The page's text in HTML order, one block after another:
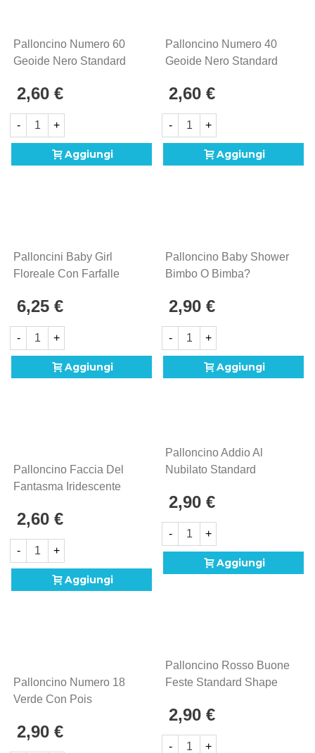
Palloncino Numero 60
Geoide Nero Standard
Mylar, 1pz.
2,60 €
- +
Aggiungi
Palloncino Numero 40
Geoide Nero Standard
Mylar, 1pz.
2,60 €
- +
Aggiungi
Palloncini Baby Girl
Floreale Con Farfalle
Mylar, 5pz.
6,25 €
- +
Aggiungi
Palloncino Baby Shower
Bimbo O Bimba?
(45cm) In Mylar, 1pz.
2,90 €
- +
Aggiungi
Palloncino Faccia Del
Fantasma Iridescente
(45cm) In Mylar, 1pz.
2,60 €
- +
Aggiungi
Palloncino Addio Al
Nubilato Standard
Mylar, 1pz.
2,90 €
- +
Aggiungi
Palloncino Numero 18
Verde Con Pois
(45cm) In Mylar, 1pz.
2,90 €
Palloncino Rosso Buone
Feste Standard Shape
2,90 €
- +